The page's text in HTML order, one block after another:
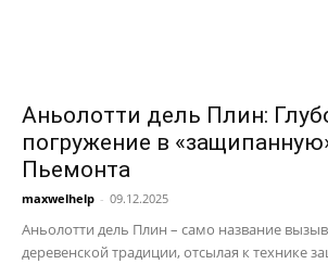
Аньолотти дель Плин:
погружение в
Пьемонта
maxwelhelp - 09.12.2025
Аньолотти дель Плин – само название
деревенской традиции, отсылая к технике